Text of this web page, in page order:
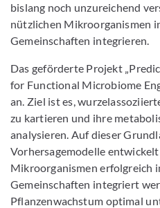
bislang noch unzureichend
nützlichen Mikroorganismen
Gemeinschaften integrieren.
Das geförderte Projekt
for Functional Microbiome
an. Ziel ist es,
zu kartieren und ihre
analysieren. Auf dieser
Vorhersagemodelle
Mikroorganismen erfolgreich
Gemeinschaften integriert
Pflanzenwachstum optimal